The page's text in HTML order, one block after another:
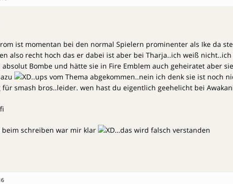
ist momentan bei den normal Spielern prominenter als Ike da
also recht hoch das er dabei ist aber bei Tharja..ich weiß
absolut Bombe und hätte sie in Fire Emblem auch geheiratet aber
..ups vom Thema abgekommen..nein ich denk sie ist noch
für smash bros..leider. wen hast du eigentlich geehelicht bei
beim schreiben war mir klar …das wird falsch verstanden